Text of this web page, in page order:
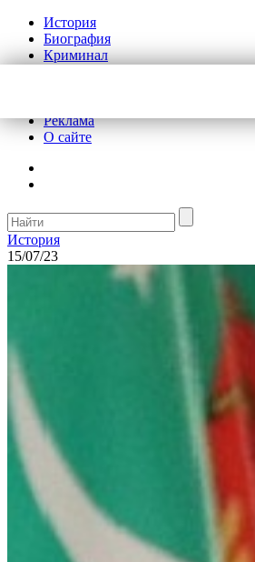
История
Биография
Криминал
Реклама
О сайте
История
15/07/23